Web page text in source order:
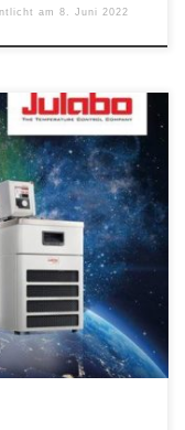
am8. Juni 2022
trade fair time
in person
With the new
complete portfolio